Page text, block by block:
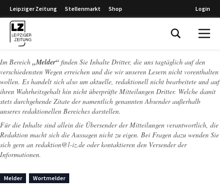
Leipziger Zeitung Stellenmarkt Shop Login
Im Bereich „Melder“ finden Sie Inhalte Dritter, die uns tagtäglich auf den
verschiedensten Wegen erreichen und die wir unseren Lesern nicht vorenthalten
wollen. Es handelt sich also um aktuelle, redaktionell nicht bearbeitete und auf
ihren Wahrheitsgehalt hin nicht überprüfte Mitteilungen Dritter. Welche damit
stets durchgehende Zitate der namentlich genannten Absender außerhalb
unseres redaktionellen Bereiches darstellen.
Für die Inhalte sind allein die Übersender der Mitteilungen verantwortlich, die
Redaktion macht sich die Aussagen nicht zu eigen. Bei Fragen dazu wenden Sie
sich gern an redaktion@l-iz.de oder kontaktieren den Versender der
Informationen.
Melder Wortmelder